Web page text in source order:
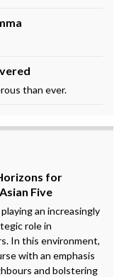
than ever.
for
Five
an increasingly
role in
In this environment,
with an emphasis
and bolstering